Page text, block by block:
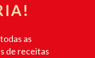
as
de receitas